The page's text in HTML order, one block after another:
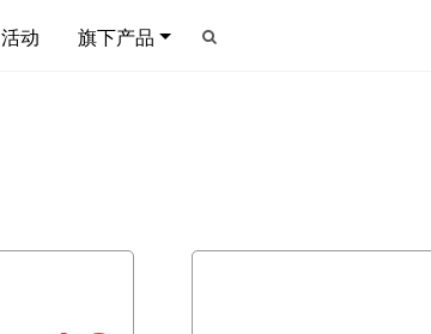
活动 旗下产品